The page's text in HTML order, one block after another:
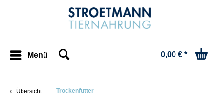
Menü 0,00 € *
Übersicht Trockenfutter